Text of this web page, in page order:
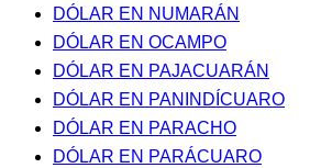
DÓLAR EN NUMARÁN
DÓLAR EN OCAMPO
DÓLAR EN PAJACUARÁN
DÓLAR EN PANINDÍCUARO
DÓLAR EN PARACHO
DÓLAR EN PARÁCUARO